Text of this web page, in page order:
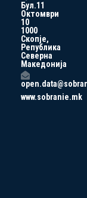
Бул.11
Октомври
10
1000
Скопје,
Република
Северна
Македонија
www.sobranie.mk